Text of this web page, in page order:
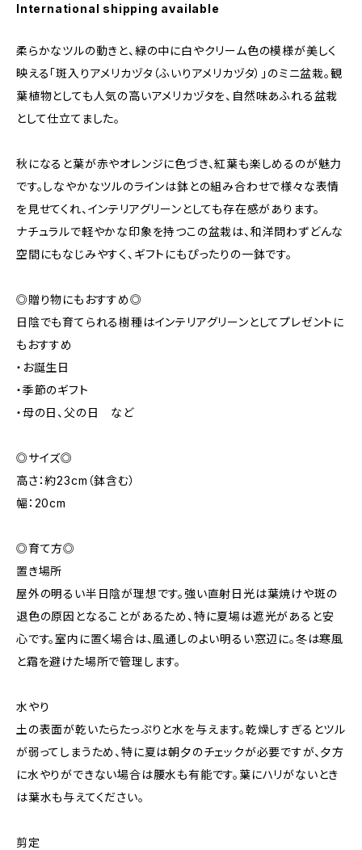
International shipping available
柔らかなツルの動きと、緑の中に白やクリーム色の模様が美しく
映える「斑入りアメリカヅタ（ふいりアメリカヅタ）」のミニ盆栽。観
葉植物としても人気の高いアメリカヅタを、自然味あふれる盆栽
として仕立てました。
秋になると葉が赤やオレンジに色づき、紅葉も楽しめるのが魅力
です。しなやかなツルのラインは鉢との組み合わせで様々な表情
を見せてくれ、インテリアグリーンとしても存在感があります。
ナチュラルで軽やかな印象を持つこの盆栽は、和洋問わずどんな
空間にもなじみやすく、ギフトにもぴったりの一鉢です。
◎贈り物にもおすすめ◎
日陰でも育てられる樹種はインテリアグリーンとしてプレゼントに
もおすすめ
・お誕生日
・季節のギフト
・母の日、父の日 など
◎サイズ◎
高さ：約23cm（鉢含む）
幅：20cm
◎育て方◎
置き場所
屋外の明るい半日陰が理想です。強い直射日光は葉焼けや斑の
退色の原因となることがあるため、特に夏場は遮光があると安
心です。室内に置く場合は、風通しのよい明るい窓辺に。冬は寒風
と霜を避けた場所で管理します。
水やり
土の表面が乾いたらたっぷりと水を与えます。乾燥しすぎるとツル
が弱ってしまうため、特に夏は朝夕のチェックが必要ですが、夕方
に水やりができない場合は腰水も有能です。葉にハリがないとき
は葉水も与えてください。
剪定